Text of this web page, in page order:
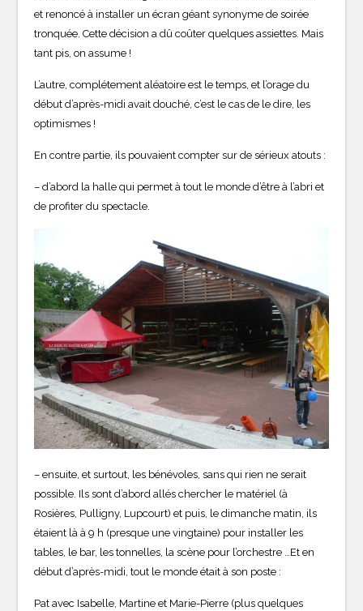
et renoncé à installer un écran géant synonyme de soirée
tronquée. Cette décision a dû coûter quelques assiettes. Mais
tant pis, on assume !
L’autre, complétement aléatoire est le temps, et l’orage du
début d’après-midi avait douché, c’est le cas de le dire, les
optimismes !
En contre partie, ils pouvaient compter sur de sérieux atouts :
– d’abord la halle qui permet à tout le monde d’être à l’abri et
de profiter du spectacle.
– ensuite, et surtout, les bénévoles, sans qui rien ne serait
possible. Ils sont d’abord allés chercher le matériel (à
Rosières, Pulligny, Lupcourt) et puis, le dimanche matin, ils
étaient là à 9 h (presque une vingtaine) pour installer les
tables, le bar, les tonnelles, la scène pour l’orchestre …Et en
début d’après-midi, tout le monde était à son poste :
Pat avec Isabelle, Martine et Marie-Pierre (plus quelques